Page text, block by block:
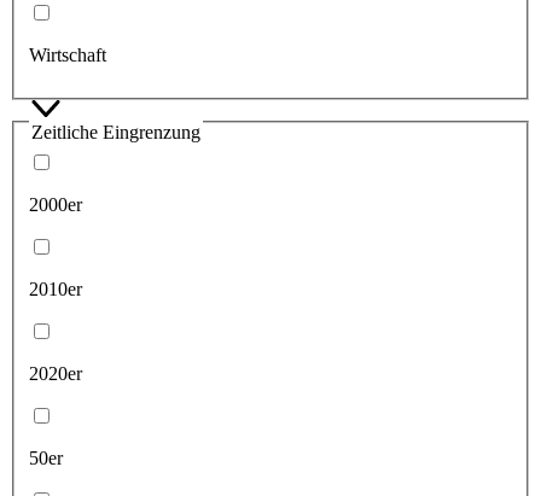
Wirtschaft
Zeitliche Eingrenzung
2000er
2010er
2020er
50er